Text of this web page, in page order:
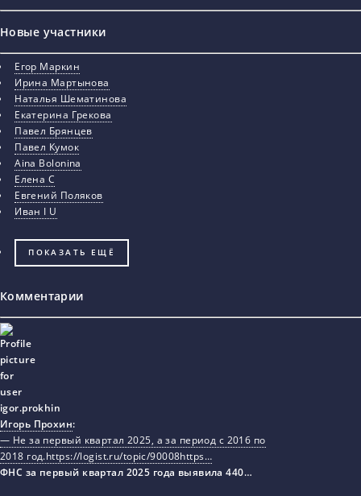
Новые участники
Егор Маркин
Ирина Мартынова
Наталья Шематинова
Екатерина Грекова
Павел Брянцев
Павел Кумок
Aina Bolonina
Елена С
Евгений Поляков
Иван I U
ПОКАЗАТЬ ЕЩЁ
Комментарии
Игорь Прохин:
— Не за первый квартал 2025, а за период с 2016 по
2018 год.https://logist.ru/topic/90008https…
ФНС за первый квартал 2025 года выявила 440…